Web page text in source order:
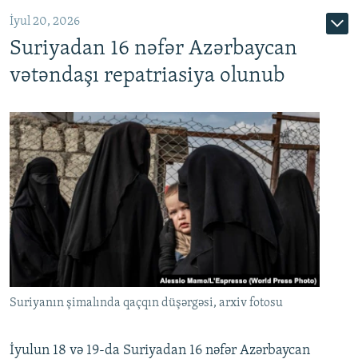
Auto
İyul 20, 2026
Suriyadan 16 nəfər Azərbaycan
vətəndaşı repatriasiya olunub
Suriyanın şimalında qaçqın düşərgəsi, arxiv fotosu
İyulun 18 və 19-da Suriyadan 16 nəfər Azərbaycan